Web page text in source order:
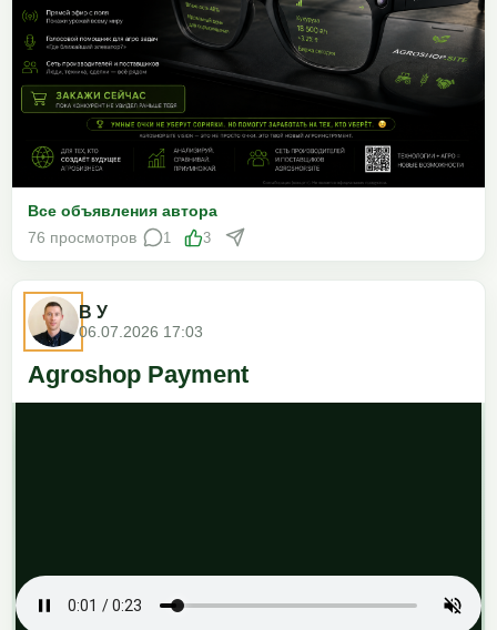
Все объявления автора
76 просмотров
1 3
В У
06.07.2026 17:03
Agroshop Payment